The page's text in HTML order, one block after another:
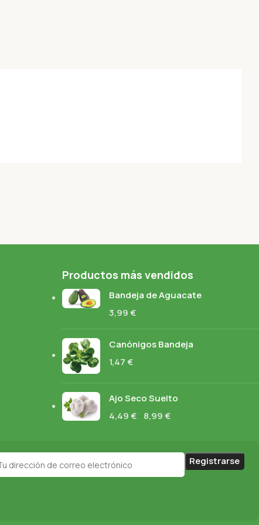
Productos más vendidos
Bandeja de Aguacate
3,99€
Canónigos Bandeja
1,47€
Ajo Seco Suelto
4,49€ 8,99€